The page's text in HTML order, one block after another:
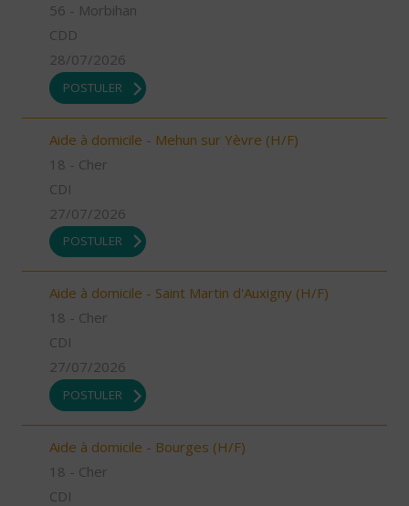
56 - Morbihan
CDD
28/07/2026
POSTULER
Aide à domicile - Mehun sur Yèvre (H/F)
18 - Cher
CDI
27/07/2026
POSTULER
Aide à domicile - Saint Martin d'Auxigny (H/F)
18 - Cher
CDI
27/07/2026
POSTULER
Aide à domicile - Bourges (H/F)
18 - Cher
CDI